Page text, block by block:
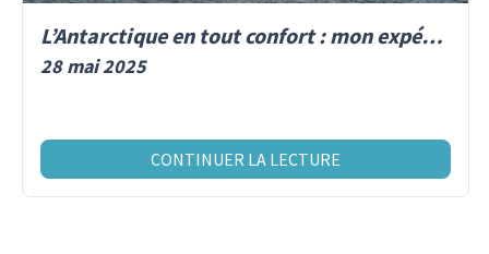
L’Antarctique en tout confort : mon expédition de 13 jours à bord d’un navire polaire haut de gamme
28 mai 2025
CONTINUER LA LECTURE